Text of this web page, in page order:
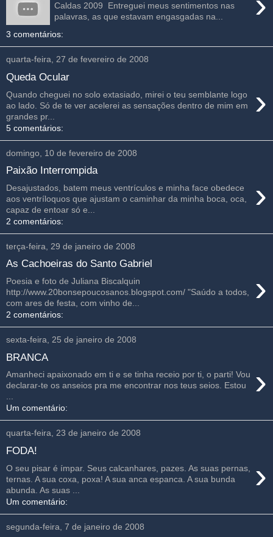
Caldas 2009 Entreguei meus sentimentos nas
palavras, as que estavam engasgadas na...
3 comentários:
quarta-feira, 27 de fevereiro de 2008
Queda Ocular
›
Quando cheguei no solo extasiado, mirei o teu semblante logo
ao lado. Só de te ver acelerei as sensações dentro de mim em
grandes pr...
5 comentários:
domingo, 10 de fevereiro de 2008
Paixão Interrompida
›
Desajustados, batem meus ventrículos e minha face obedece
aos ventríloquos que ajustam o caminhar da minha boca, oca,
capaz de entoar só e...
2 comentários:
terça-feira, 29 de janeiro de 2008
As Cachoeiras do Santo Gabriel
›
Poesia e foto de Juliana Biscalquin
http://www.20bonsepoucosanos.blogspot.com/ "Saúdo a todos,
com ares de festa, com vinho de...
2 comentários:
sexta-feira, 25 de janeiro de 2008
BRANCA
›
Amanheci apaixonado em ti e se tinha receio por ti, o parti! Vou
declarar-te os anseios pra me encontrar nos teus seios. Estou
...
Um comentário:
quarta-feira, 23 de janeiro de 2008
FODA!
›
O seu pisar é ímpar. Seus calcanhares, pazes. As suas pernas,
ternas. A sua coxa, poxa! A sua anca espanca. A sua bunda
abunda. As suas ...
Um comentário:
segunda-feira, 7 de janeiro de 2008